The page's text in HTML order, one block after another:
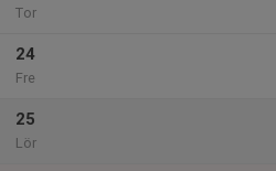
Tor
24
Fre
25
Lör